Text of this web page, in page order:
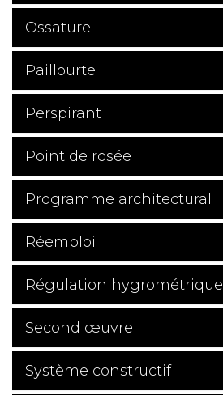
Ossature
Paillourte
Perspirant
Point de rosée
Programme architectural
Réemploi
Régulation hygrométrique
Second œuvre
Système constructif